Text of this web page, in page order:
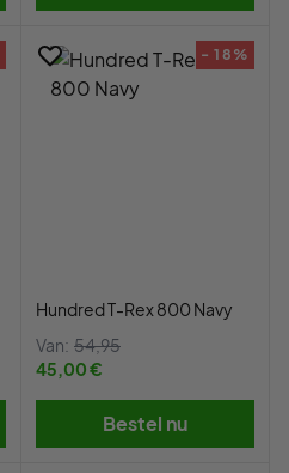
- 18%
Hundred T-Rex 800 Navy
Van: 54,95
45,00 €
Bestel nu